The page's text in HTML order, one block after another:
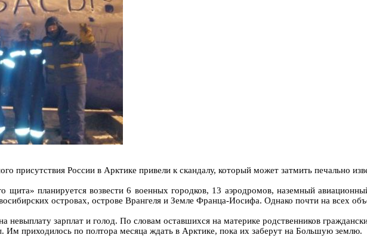
присутствия России в Арктике привели к скандалу, который может затмить печально
щита» планируется возвести 6 военных городков, 13 аэродромов, наземный
островах, острове Врангеля и Земле Франца-Иосифа. Однако почти на всех
невыплату зарплат и голод. По словам оставшихся на материке родственников
Им приходилось по полтора месяца ждать в Арктике, пока их заберут на Большую землю.